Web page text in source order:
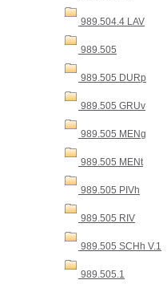
989.504.4 LAV
989.505
989.505 DURp
989.505 GRUv
989.505 MENg
989.505 MENt
989.505 PIVh
989.505 RIV
989.505 SCHh V.1
989.505.1